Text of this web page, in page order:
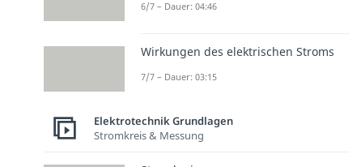
6/7 – Dauer: 04:46
Wirkungen des elektrischen Stroms
7/7 – Dauer: 03:15
Elektrotechnik Grundlagen
Stromkreis & Messung